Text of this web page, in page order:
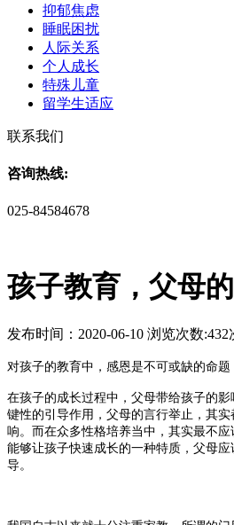
抑郁焦虑
睡眠困扰
人际关系
个人成长
特殊儿童
留学生适应
联系我们
咨询热线:
025-84584678
孩子教育，父母
发布时间：2020-06-10 浏览次数:432
对孩子的教育中，感恩是不可或缺的命题
在孩子的成长过程中，父母带给孩子的
键性的引导作用，父母的言行举止，其
响。而在众多性格培养当中，其实最不
能够让孩子快速成长的一种特质，父母应
导。